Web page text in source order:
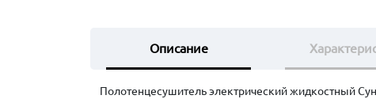
Описание
Полотенцесушитель электрический жидкостный